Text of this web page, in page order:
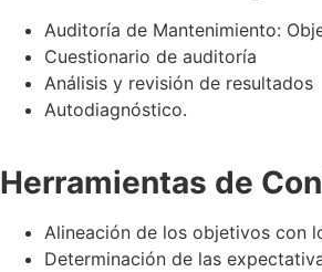
Auditoría de Mantenimiento:
Cuestionario de auditoría
Análisis y revisión de resultados
Autodiagnóstico.
Herramientas de
Alineación de los objetivos con
Determinación de las